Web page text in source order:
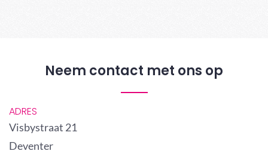
Neem contact met ons op
ADRES
Visbystraat 21
Deventer